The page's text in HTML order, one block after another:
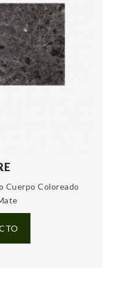
Cuerpo Coloreado